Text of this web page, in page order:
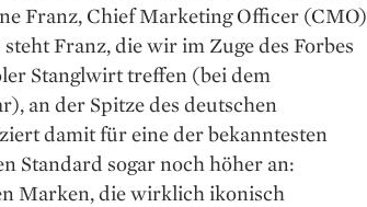
Franz, Chief Marketing Officer (CMO)
Franz, die wir im Zuge des Forbes
Stangl­wirt treffen (bei dem
an der Spitze des deutschen
damit für eine der bekanntesten
Standard sogar noch höher an:
Marken, die wirklich ikonisch